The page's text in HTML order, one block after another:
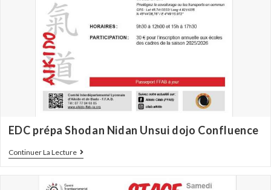
EDC prépa Shodan Nidan Unsui dojo Confluence
Continuer La Lecture